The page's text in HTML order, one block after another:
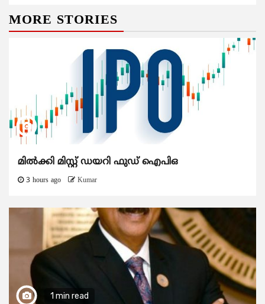
MORE STORIES
മിൽക്കി മിസ്റ്റ് ഡയറി ഫുഡ് ഐപിഒ
3 hours ago Kumar
1 min read